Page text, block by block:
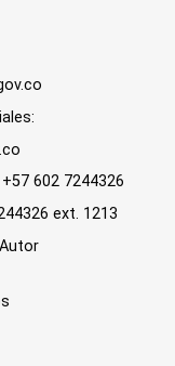
602 7244326
ext. 1213